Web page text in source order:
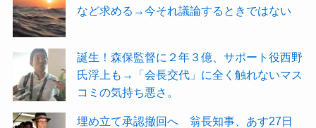
など求める→今それ議論するときではない
誕生！森保監督に２年３億、サポート役西野
氏浮上も→「会長交代」に全く触れないマス
コミの気持ち悪さ。
埋め立て承認撤回へ 翁長知事、あす27日